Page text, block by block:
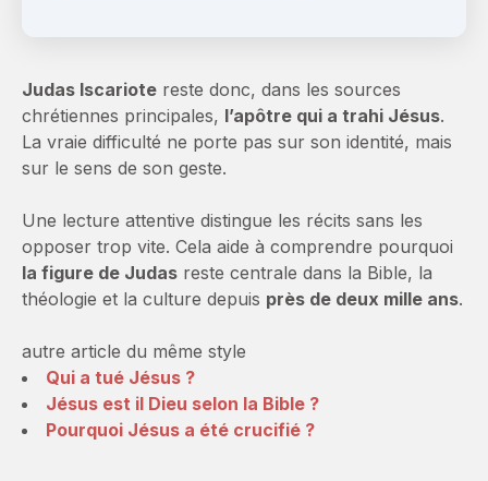
Judas Iscariote reste donc, dans les sources
chrétiennes principales, l’apôtre qui a trahi Jésus.
La vraie difficulté ne porte pas sur son identité, mais
sur le sens de son geste.
Une lecture attentive distingue les récits sans les
opposer trop vite. Cela aide à comprendre pourquoi
la figure de Judas reste centrale dans la Bible, la
théologie et la culture depuis près de deux mille ans.
autre article du même style
Qui a tué Jésus ?
Jésus est il Dieu selon la Bible ?
Pourquoi Jésus a été crucifié ?